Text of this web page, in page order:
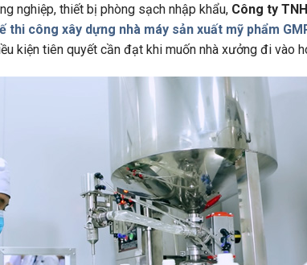
nghiệp, thiết bị phòng sạch nhập khẩu, Công ty
thi công xây dựng nhà máy sản xuất mỹ phẩm
kiện tiên quyết cần đạt khi muốn nhà xưởng đi vào